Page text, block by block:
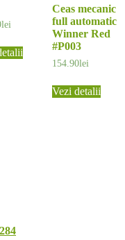
lei
Ceas mecanic
full automatic
Winner Red
#P003
154.90lei
Vezi detalii